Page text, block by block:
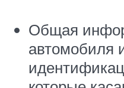
Общая
автомобиля